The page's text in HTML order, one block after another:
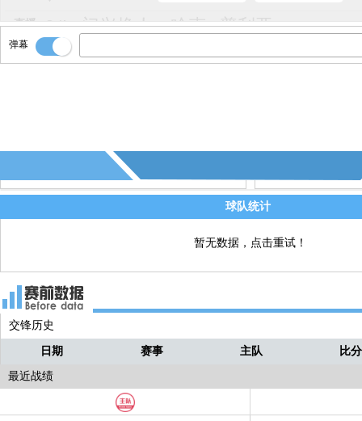
直播 84' - 门兴换人，哈克↑ 普利亚↓
83' - 第20个射偏 - (霍芬海姆)
80' - 门兴助攻，内茨
弹幕
球队统计
暂无数据，点击重试！
交锋历史
日期 赛事 主队 比分
最近战绩